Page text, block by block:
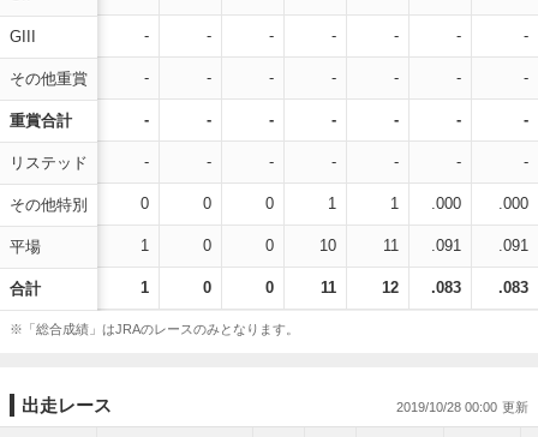
GIII
その他重賞
重賞合計
リステッド
その他特別
平場
合計
- - - - - - -
- - - - - - -
- - - - - - -
- - - - - - -
0 0 0 1 1 .000 .000
1 0 0 10 11 .091 .091
1 0 0 11 12 .083 .083
※「総合成績」はJRAのレースのみとなります。
出走レース 2019/10/28 00:00